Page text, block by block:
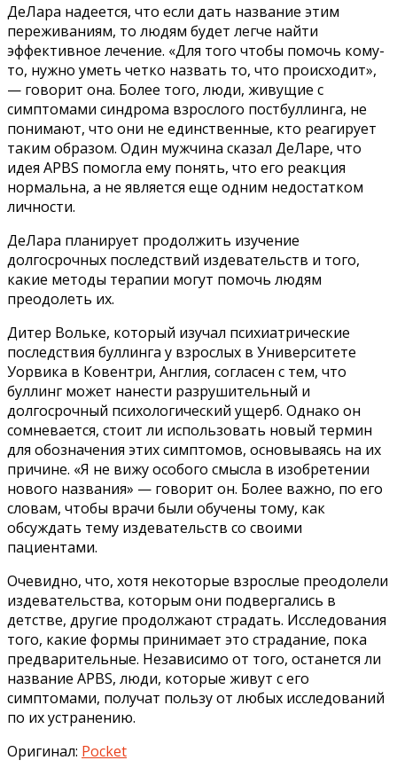
ДеЛара надеется, что если дать название этим
переживаниям, то людям будет легче найти
эффективное лечение. «Для того чтобы помочь кому-
то, нужно уметь четко назвать то, что происходит»,
— говорит она. Более того, люди, живущие с
симптомами синдрома взрослого постбуллинга, не
понимают, что они не единственные, кто реагирует
таким образом. Один мужчина сказал ДеЛаре, что
идея APBS помогла ему понять, что его реакция
нормальна, а не является еще одним недостатком
личности.
ДеЛара планирует продолжить изучение
долгосрочных последствий издевательств и того,
какие методы терапии могут помочь людям
преодолеть их.
Дитер Вольке, который изучал психиатрические
последствия буллинга у взрослых в Университете
Уорвика в Ковентри, Англия, согласен с тем, что
буллинг может нанести разрушительный и
долгосрочный психологический ущерб. Однако он
сомневается, стоит ли использовать новый термин
для обозначения этих симптомов, основываясь на их
причине. «Я не вижу особого смысла в изобретении
нового названия» — говорит он. Более важно, по его
словам, чтобы врачи были обучены тому, как
обсуждать тему издевательств со своими
пациентами.
Очевидно, что, хотя некоторые взрослые преодолели
издевательства, которым они подвергались в
детстве, другие продолжают страдать. Исследования
того, какие формы принимает это страдание, пока
предварительные. Независимо от того, останется ли
название APBS, люди, которые живут с его
симптомами, получат пользу от любых исследований
по их устранению.
Оригинал: Pocket